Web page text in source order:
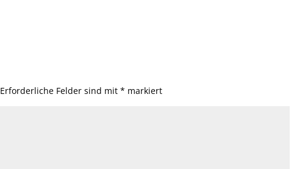
Erforderliche Felder sind mit* markiert